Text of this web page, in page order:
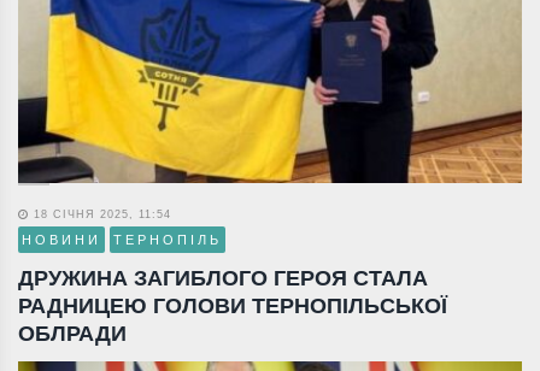
18 СІЧНЯ 2025, 11:54
НОВИНИ ТЕРНОПІЛЬ
ДРУЖИНА ЗАГИБЛОГО ГЕРОЯ СТАЛА
РАДНИЦЕЮ ГОЛОВИ ТЕРНОПІЛЬСЬКОЇ
ОБЛРАДИ